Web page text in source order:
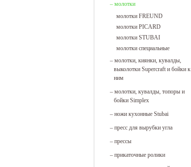
– молотки
молотки FREUND
молотки PICARD
молотки STUBAI
молотки специальные
– молотки, киянки, кувалды,
выколотки Supercraft и бойки к
ним
– молотки, кувалды, топоры и
бойки Simplex
– ножи кухонные Stubai
– пресс для вырубки угла
– прессы
– прикаточные ролики